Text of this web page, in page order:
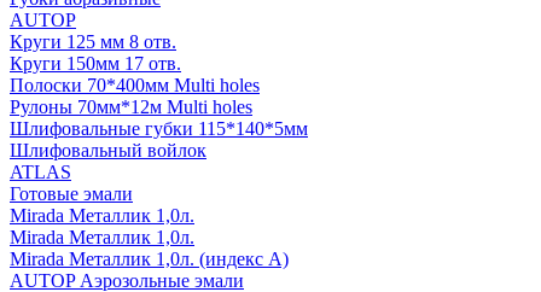
AUTOP
Круги 125 мм 8 отв.
Круги 150мм 17 отв.
Полоски 70*400мм Multi holes
Рулоны 70мм*12м Multi holes
Шлифовальные губки 115*140*5мм
Шлифовальный войлок
ATLAS
Готовые эмали
Mirada Металлик 1,0л.
Mirada Металлик 1,0л.
Mirada Металлик 1,0л. (индекс А)
AUTOP Аэрозольные эмали